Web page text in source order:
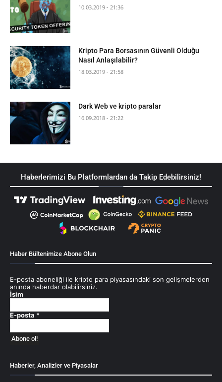
10.03.2019 - 21:36
Kripto Para Borsasının Güvenli Olduğu
Nasıl Anlaşılabilir?
18.03.2019 - 21:58
Dark Web ve kripto paralar
16.09.2018 - 21:22
Haberlerimizi Bu Platformlardan da Takip Edebilirsiniz!
Haber Bültenimize Abone Olun
E-posta aboneliği ile kripto para piyasasındaki son gelişmelerden
anında haberdar olabilirsiniz.
İsim
E-posta *
Haberler, Analizler ve Piyasalar